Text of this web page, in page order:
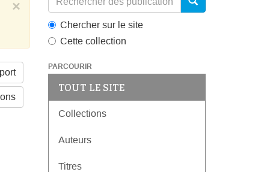
×
Chercher sur le site
Cette collection
PARCOURIR
TOUT LE SITE
Collections
Auteurs
Titres